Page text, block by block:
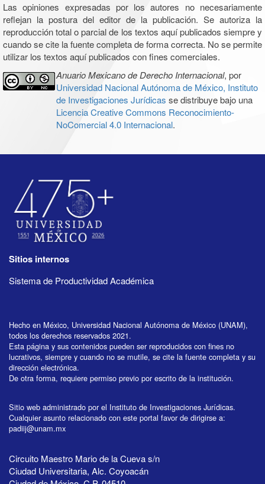
Las opiniones expresadas por los autores no necesariamente
reflejan la postura del editor de la publicación. Se autoriza la
reproducción total o parcial de los textos aquí publicados siempre y
cuando se cite la fuente completa de forma correcta. No se permite
utilizar los textos aquí publicados con fines comerciales.
Anuario Mexicano de Derecho Internacional, por
Universidad Nacional Autónoma de México, Instituto
de Investigaciones Jurídicas se distribuye bajo una
Licencia Creative Commons Reconocimiento-
NoComercial 4.0 Internacional.
Sitios internos
Sistema de Productividad Académica
Hecho en México, Universidad Nacional Autónoma de México (UNAM),
todos los derechos reservados 2021.
Esta página y sus contenidos pueden ser reproducidos con fines no
lucrativos, siempre y cuando no se mutile, se cite la fuente completa y su
dirección electrónica.
De otra forma, requiere permiso previo por escrito de la institución.
Sitio web administrado por el Instituto de Investigaciones Jurídicas.
Cualquier asunto relacionado con este portal favor de dirigirse a:
padiij@unam.mx
Circuito Maestro Mario de la Cueva s/n
Ciudad Universitaria, Alc. Coyoacán